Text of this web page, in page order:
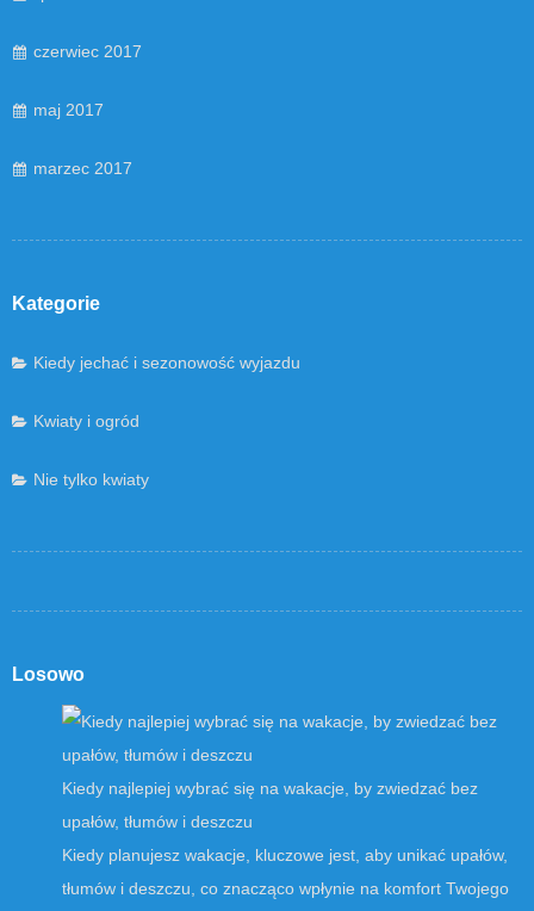
czerwiec 2017
maj 2017
marzec 2017
Kategorie
Kiedy jechać i sezonowość wyjazdu
Kwiaty i ogród
Nie tylko kwiaty
Losowo
Kiedy najlepiej wybrać się na wakacje, by zwiedzać bez
upałów, tłumów i deszczu
Kiedy planujesz wakacje, kluczowe jest, aby unikać upałów,
tłumów i deszczu, co znacząco wpłynie na komfort Twojego